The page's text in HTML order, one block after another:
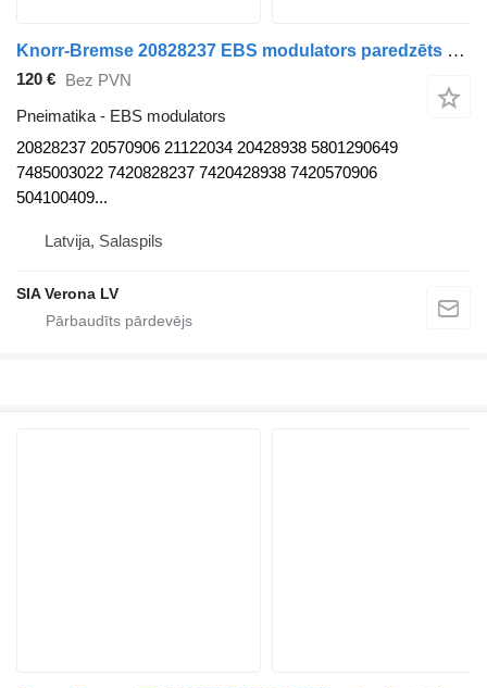
Knorr-Bremse 20828237 EBS modulators paredzēts Volvo FH13 vilcēja
120 € Bez PVN
Pneimatika - EBS modulators
20828237 20570906 21122034 20428938 5801290649
7485003022 7420828237 7420428938 7420570906
504100409...
Latvija, Salaspils
SIA Verona LV